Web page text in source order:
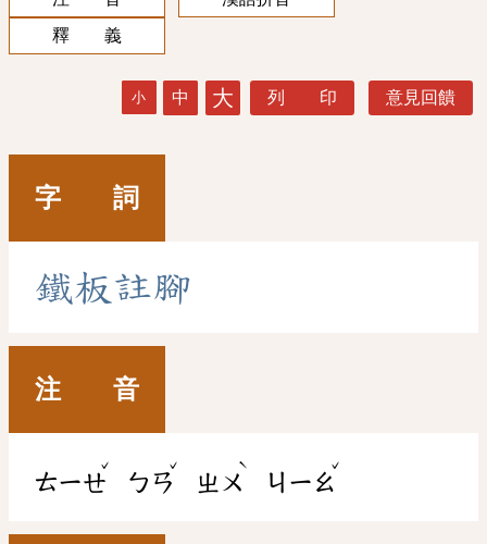
釋 義
小 中 大 列 印 意見回饋
字 詞
鐵板註腳
注 音
ㄊㄧㄝ
ˇ
ㄅㄢ
ˇ
ㄓㄨ
ˋ
ㄐㄧㄠ
ˇ